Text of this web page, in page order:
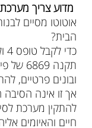
מדוע צריך מערכת
אוטוטו מסיים
הבית?
תקנה
ובונים פרטיים,
אך זו אינה
להתקין מערכת
חיים והאיומים